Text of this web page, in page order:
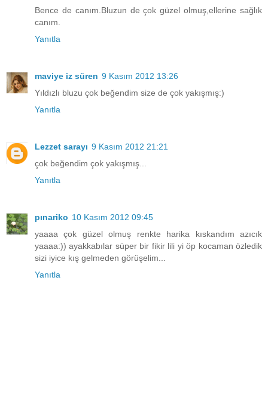
Bence de canım.Bluzun de çok güzel olmuş,ellerine sağlık
canım.
Yanıtla
maviye iz süren 9 Kasım 2012 13:26
Yıldızlı bluzu çok beğendim size de çok yakışmış:)
Yanıtla
Lezzet sarayı 9 Kasım 2012 21:21
çok beğendim çok yakışmış...
Yanıtla
pınariko 10 Kasım 2012 09:45
yaaaa çok güzel olmuş renkte harika kıskandım azıcık
yaaaa:)) ayakkabılar süper bir fikir lili yi öp kocaman özledik
sizi iyice kış gelmeden görüşelim...
Yanıtla